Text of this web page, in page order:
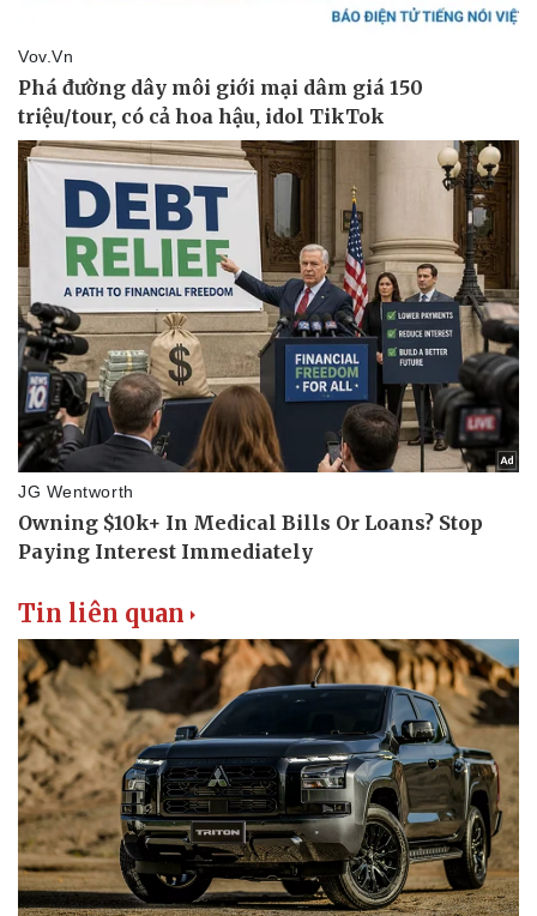
Thể thao
Bóng đá
Lịch thi đấu bóng đá
Ô tô - Xe máy
Ô tô
Xe máy
Tin liên quan